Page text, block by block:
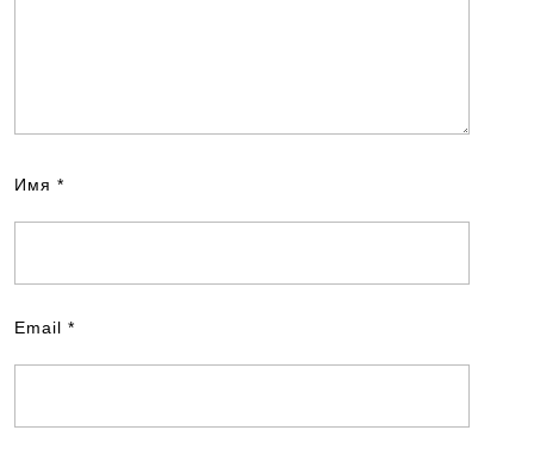
Имя *
Email *